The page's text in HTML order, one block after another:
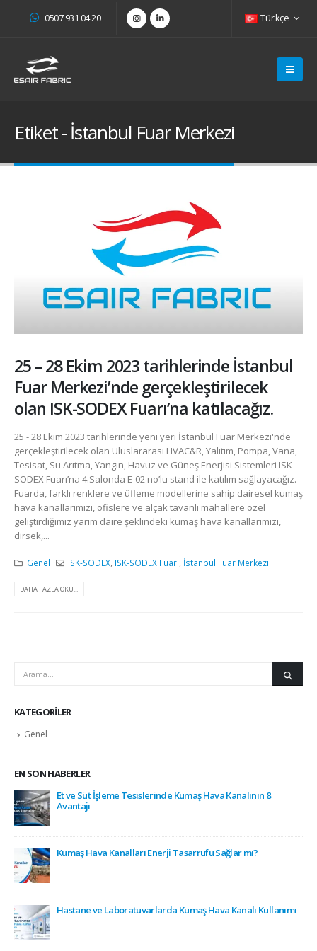
0507 931 04 20 Türkçe
Etiket - İstanbul Fuar Merkezi
25 – 28 Ekim 2023 tarihlerinde İstanbul
Fuar Merkezi’nde gerçekleştirilecek
olan ISK-SODEX Fuarı’na katılacağız.
25 - 28 Ekim 2023 tarihlerinde yeni yeri İstanbul Fuar Merkezi'nde
gerçekleştirilecek olan Uluslararası HVAC&R, Yalıtım, Pompa, Vana,
Tesisat, Su Arıtma, Yangın, Havuz ve Güneş Enerjisi Sistemleri ISK-
SODEX Fuarı’na 4.Salonda E-02 no’lu stand ile katılım sağlayacağız.
Fuarda, farklı renklere ve üfleme modellerine sahip dairesel kumaş
hava kanallarımızı, ofislere ve alçak tavanlı mahallere özel
geliştirdiğimiz yarım daire şeklindeki kumaş hava kanallarımızı,
dirsek,...
Genel ISK-SODEX, ISK-SODEX Fuarı, İstanbul Fuar Merkezi
DAHA FAZLA OKU...
KATEGORILER
Genel
EN SON HABERLER
Et ve Süt İşleme Tesislerinde Kumaş Hava Kanalının 8
Avantajı
Kumaş Hava Kanalları Enerji Tasarrufu Sağlar mı?
Hastane ve Laboratuvarlarda Kumaş Hava Kanalı Kullanımı